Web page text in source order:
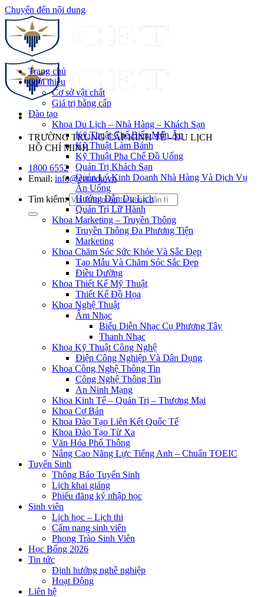
Chuyển đến nội dung
TRƯỜNG TRUNG CẤP KINH TẾ - DU LỊCH
HỒ CHÍ MINH
1800 6552
Email: info@cet.edu.vn
Tìm kiếm:
Trang chủ
Giới thiệu
Cơ sở vật chất
Giá trị bằng cấp
Đào tạo
Khoa Du Lịch – Nhà Hàng – Khách Sạn
Kỹ Thuật Chế Biến Món Ăn
Kỹ Thuật Làm Bánh
Kỹ Thuật Pha Chế Đồ Uống
Quản Trị Khách Sạn
Quản Lý Kinh Doanh Nhà Hàng Và Dịch Vụ
Ăn Uống
Hướng Dẫn Du Lịch
Quản Trị Lữ Hành
Khoa Marketing – Truyền Thông
Truyền Thông Đa Phương Tiện
Marketing
Khoa Chăm Sóc Sức Khỏe Và Sắc Đẹp
Tạo Mẫu Và Chăm Sóc Sắc Đẹp
Điều Dưỡng
Khoa Thiết Kế Mỹ Thuật
Thiết Kế Đồ Họa
Khoa Nghệ Thuật
Âm Nhạc
Biểu Diễn Nhạc Cụ Phương Tây
Thanh Nhạc
Khoa Kỹ Thuật Công Nghệ
Điện Công Nghiệp Và Dân Dụng
Khoa Công Nghệ Thông Tin
Công Nghệ Thông Tin
An Ninh Mạng
Khoa Kinh Tế – Quản Trị – Thương Mại
Khoa Cơ Bản
Khoa Đào Tạo Liên Kết Quốc Tế
Khoa Đào Tạo Từ Xa
Văn Hóa Phổ Thông
Nâng Cao Năng Lực Tiếng Anh – Chuẩn TOEIC
Tuyển Sinh
Thông Báo Tuyển Sinh
Lịch khai giảng
Phiếu đăng ký nhập học
Sinh viên
Lịch học – Lịch thi
Cẩm nang sinh viên
Phong Trào Sinh Viên
Học Bổng 2026
Tin tức
Định hướng nghề nghiệp
Hoạt Động
Liên hệ